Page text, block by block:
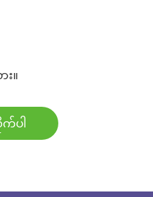
း။
ပါ